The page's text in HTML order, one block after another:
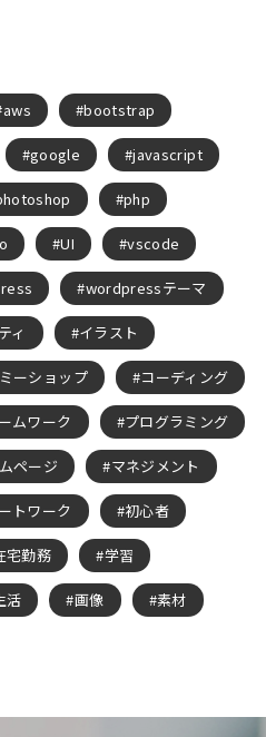
aws bootstrap
google javascript
php
UI vscode
wordpressテーマ
ィ イラスト
ーショップ コーディング
ムワーク プログラミング
ページ マネジメント
トワーク 初心者
宅勤務 学習
活 画像 素材